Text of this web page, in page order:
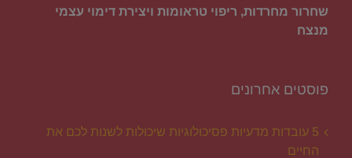
שחרור מחרדות, ריפוי טראומות ויצירת דימוי עצמי
מנצח
פוסטים אחרונים
5 עובדות מדעיות פסיכולוגיות שיכולות לשנות לכם את
החיים